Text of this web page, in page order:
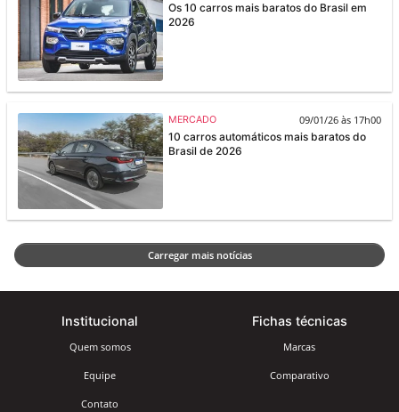
Os 10 carros mais baratos do Brasil em
2026
MERCADO
09/01/26 às 17h00
10 carros automáticos mais baratos do
Brasil de 2026
Carregar mais notícias
Institucional
Quem somos
Equipe
Contato
Fichas técnicas
Marcas
Comparativo